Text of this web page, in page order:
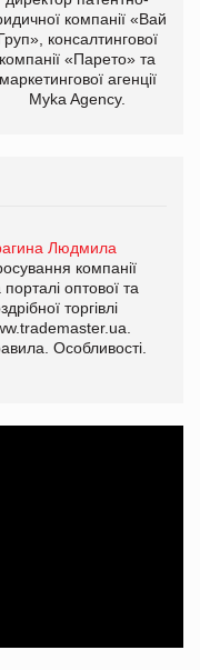
компанії «Вайз
консалтингової
компанії «Парето» та
маркетингової агенції
Myka Agency.
Людмила
компанії
порталі оптової та
торгівлі
Особливості.